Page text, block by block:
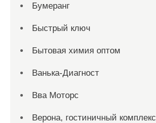
Бумеранг
Быстрый ключ
Бытовая химия оптом
Ванька-Диагност
Вва Моторс
Верона, гостиничный комплекс